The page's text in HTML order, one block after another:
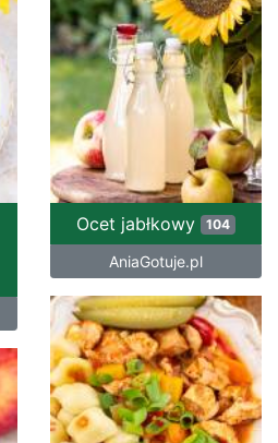
Ocet jabłkowy 104
AniaGotuje.pl